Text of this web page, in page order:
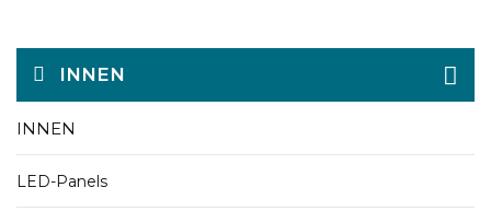
INNEN
INNEN
LED-Panels